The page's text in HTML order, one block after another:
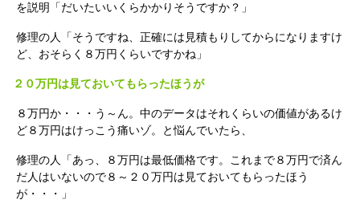
を説明「だいたいいくらかかりそうですか？」
修理の人「そうですね、正確には見積もりしてからになりますけ
ど、おそらく８万円くらいですかね」
２０万円は見ておいてもらったほうが
８万円か・・・う～ん。中のデータはそれくらいの価値があるけ
ど８万円はけっこう痛いゾ。と悩んでいたら、
修理の人「あっ、８万円は最低価格です。これまで８万円で済ん
だ人はいないので８～２０万円は見ておいてもらったほう
が・・・」